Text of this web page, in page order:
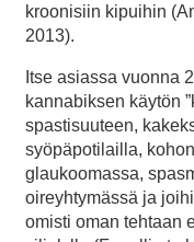
kroonisiin kipuihin
2013).
Itse asiassa vuonna
kannabiksen käytön
spastisuuteen,
syöpäpotilailla,
glaukoomassa,
oireyhtymässä ja
omisti oman tehtaan